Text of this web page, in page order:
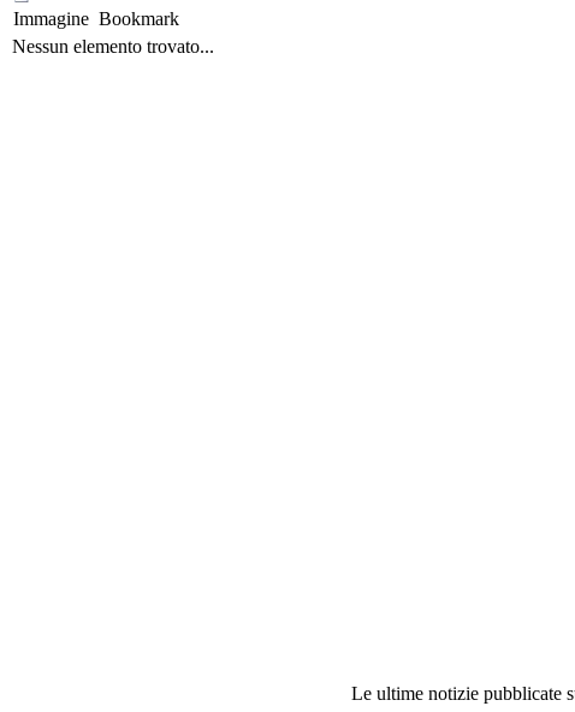
Immagine Bookmark
Nessun elemento trovato...
Le ultime notizie pubblicate